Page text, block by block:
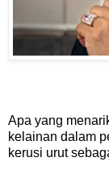
Apa yang
kelainan dalam
kerusi urut